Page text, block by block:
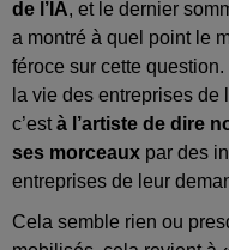
de l’IA, et le dernier
a montré à quel point le
féroce sur cette
la vie des entreprises de
c’està l’artiste de dire
ses morceaux par des
entreprises de leur
Cela semble rien ou